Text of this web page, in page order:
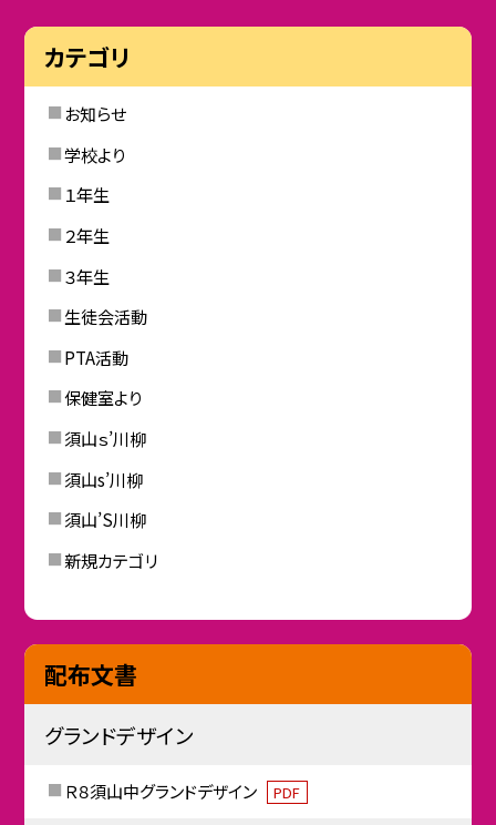
カテゴリ
お知らせ
学校より
１年生
２年生
３年生
生徒会活動
PTA活動
保健室より
須山ｓ’川柳
須山s’川柳
須山’S川柳
新規カテゴリ
配布文書
グランドデザイン
Ｒ８須山中グランドデザイン PDF